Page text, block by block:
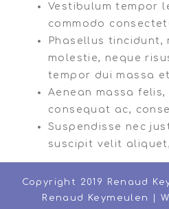
Vestibulum tempor
commodo
Phasellus tincidunt,
molestie, neque
tempor dui massa
Aenean massa
consequat ac,
Suspendisse nec
suscipit velit
Copyright 2019 Renaud
Renaud Keymeulen |